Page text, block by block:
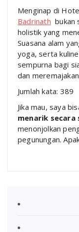
Menginap di
Badrinath bukan
holistik yang
Suasana alam
yoga, serta
sempurna bagi
dan
Jumlah kata: 389
Jika mau, saya
menarik
menonjolkan
pegunungan.